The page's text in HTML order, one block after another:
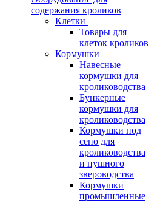
содержания кроликов
Клетки
Товары для
клеток кроликов
Кормушки
Навесные
кормушки для
кролиководства
Бункерные
кормушки для
кролиководства
Кормушки под
сено для
кролиководства
и пушного
звероводства
Кормушки
промышленные